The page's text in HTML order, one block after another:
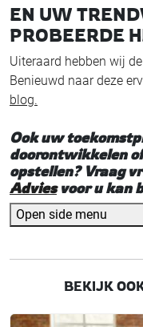
EN UW
PROBEERDE
Uiteraard hebben wij
Benieuwd naar deze
blog.
Ook uw
doorontwikkelen
opstellen? Vraag
Adviesvoor u kan
Open side menu
BEKIJK